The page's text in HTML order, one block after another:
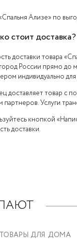
Ализе» по
стоит доставка?
доставки товара
России прямо до
индивидуально для
доставляет товар с
партнеров. Услуги
кнопкой
доставки.
ТОВАРЫ ДЛЯ ДОМА